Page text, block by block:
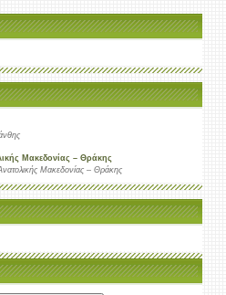
Μακεδονίας – Θράκης
Μακεδονίας – Θράκης